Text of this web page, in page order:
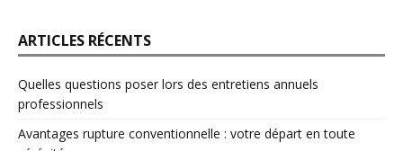
ARTICLES RÉCENTS
Quelles questions poser lors des entretiens annuels
professionnels
Avantages rupture conventionnelle : votre départ en toute